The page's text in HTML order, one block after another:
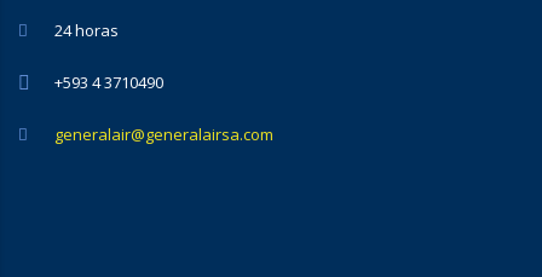
24 horas
+593 4 3710490
generalair@generalairsa.com